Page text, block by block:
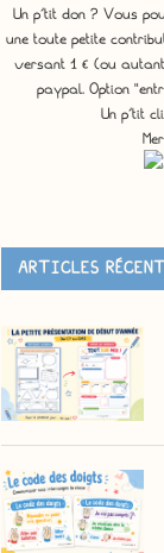
Un p'tit don ? Vous
une toute petite
versant 1 € (ou
paypal. Option
Un p'tit
ARTICLES